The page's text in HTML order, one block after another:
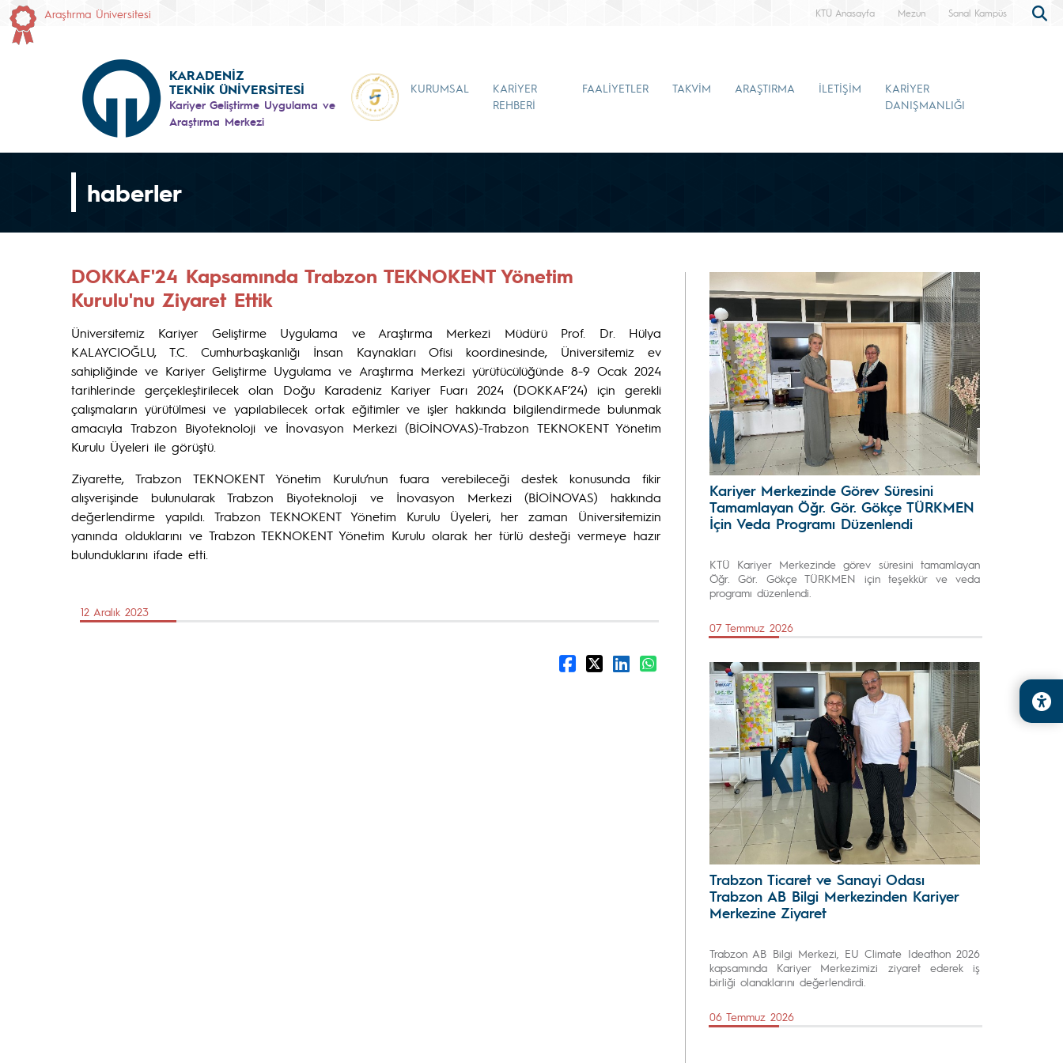
Araştırma Üniversitesi KTÜ Anasayfa Mezun Sanal Kampüs
KARADENİZ
TEKNİK ÜNİVERSİTESİ
Kariyer Geliştirme Uygulama ve
Araştırma Merkezi
KURUMSAL
KARİYER
REHBERİ
FAALİYETLER TAKVİM ARAŞTIRMA İLETİŞİM
KARİYER
DANIŞMANLIĞI
haberler
DOKKAF'24 Kapsamında Trabzon TEKNOKENT Yönetim
Kurulu'nu Ziyaret Ettik
Üniversitemiz Kariyer Geliştirme Uygulama ve Araştırma Merkezi Müdürü Prof. Dr. Hülya
KALAYCIOĞLU, T.C. Cumhurbaşkanlığı İnsan Kaynakları Ofisi koordinesinde, Üniversitemiz ev
sahipliğinde ve Kariyer Geliştirme Uygulama ve Araştırma Merkezi yürütücülüğünde 8-9 Ocak 2024
tarihlerinde gerçekleştirilecek olan Doğu Karadeniz Kariyer Fuarı 2024 (DOKKAF’24) için gerekli
çalışmaların yürütülmesi ve yapılabilecek ortak eğitimler ve işler hakkında bilgilendirmede bulunmak
amacıyla Trabzon Biyoteknoloji ve İnovasyon Merkezi (BİOİNOVAS)-Trabzon TEKNOKENT Yönetim
Kurulu Üyeleri ile görüştü.
Ziyarette, Trabzon TEKNOKENT Yönetim Kurulu’nun fuara verebileceği destek konusunda fikir
alışverişinde bulunularak Trabzon Biyoteknoloji ve İnovasyon Merkezi (BİOİNOVAS) hakkında
değerlendirme yapıldı. Trabzon TEKNOKENT Yönetim Kurulu Üyeleri, her zaman Üniversitemizin
yanında olduklarını ve Trabzon TEKNOKENT Yönetim Kurulu olarak her türlü desteği vermeye hazır
bulunduklarını ifade etti.
12 Aralık 2023
Kariyer Merkezinde Görev Süresini
Tamamlayan Öğr. Gör. Gökçe TÜRKMEN
İçin Veda Programı Düzenlendi
KTÜ Kariyer Merkezinde görev süresini tamamlayan
Öğr. Gör. Gökçe TÜRKMEN için teşekkür ve veda
programı düzenlendi.
07 Temmuz 2026
Trabzon Ticaret ve Sanayi Odası
Trabzon AB Bilgi Merkezinden Kariyer
Merkezine Ziyaret
Trabzon AB Bilgi Merkezi, EU Climate Ideathon 2026
kapsamında Kariyer Merkezimizi ziyaret ederek iş
birliği olanaklarını değerlendirdi.
06 Temmuz 2026